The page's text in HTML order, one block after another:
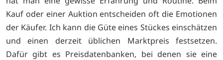
Kauf oder einer Auktion entscheiden oft die Emotionen
der Käufer. Ich kann die Güte eines Stückes einschätzen
und einen derzeit üblichen Marktpreis festsetzen.
Dafür gibt es Preisdatenbanken, bei denen sie eine